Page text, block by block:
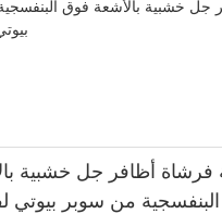
أظافر جل خشبية
البنفسجية من سوبر بيوتي